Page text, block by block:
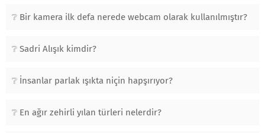
Bir kamera ilk defa nerede webcam olarak kullanılmıştır?
Sadri Alışık kimdir?
İnsanlar parlak ışıkta niçin hapşırıyor?
En ağır zehirli yılan türleri nelerdir?